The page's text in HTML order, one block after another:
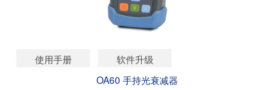
使用手册
软件升级
OA60 手持光衰减器